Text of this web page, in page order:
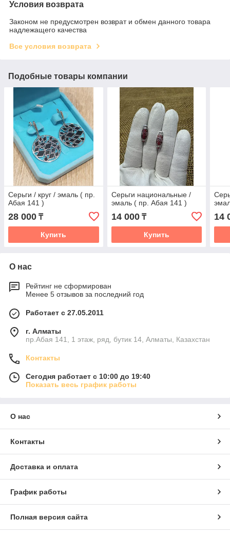
Условия возврата
Законом не предусмотрен возврат и обмен данного товара
надлежащего качества
Все условия возврата
Подобные товары компании
Серьги / круг / эмаль ( пр.
Абая 141 )
28 000 ₸
Купить
Серьги национальные /
эмаль ( пр. Абая 141 )
14 000₸
Купить
14
О нас
Рейтинг не сформирован
Менее 5 отзывов за последний год
Работает с 27.05.2011
г. Алматы
пр.Абая 141, 1 этаж, ряд, бутик 14, Алматы, Казахстан
Контакты
Сегодня работает с 10:00 до 19:40
Показать весь график работы
О нас
Контакты
Доставка и оплата
График работы
Полная версия сайта